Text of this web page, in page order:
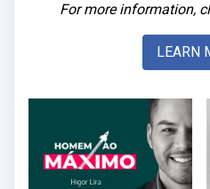
For more information,
LEARN